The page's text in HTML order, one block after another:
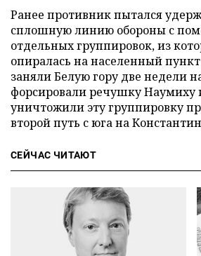
Ранее противник пытался
сплошную линию обороны с
отдельных группировок, из
опиралась на населенный
заняли Белую гору две недели
форсировали речушку Наумиху
уничтожили эту группировку
второй путь с юга на
СЕЙЧАС ЧИТАЮТ